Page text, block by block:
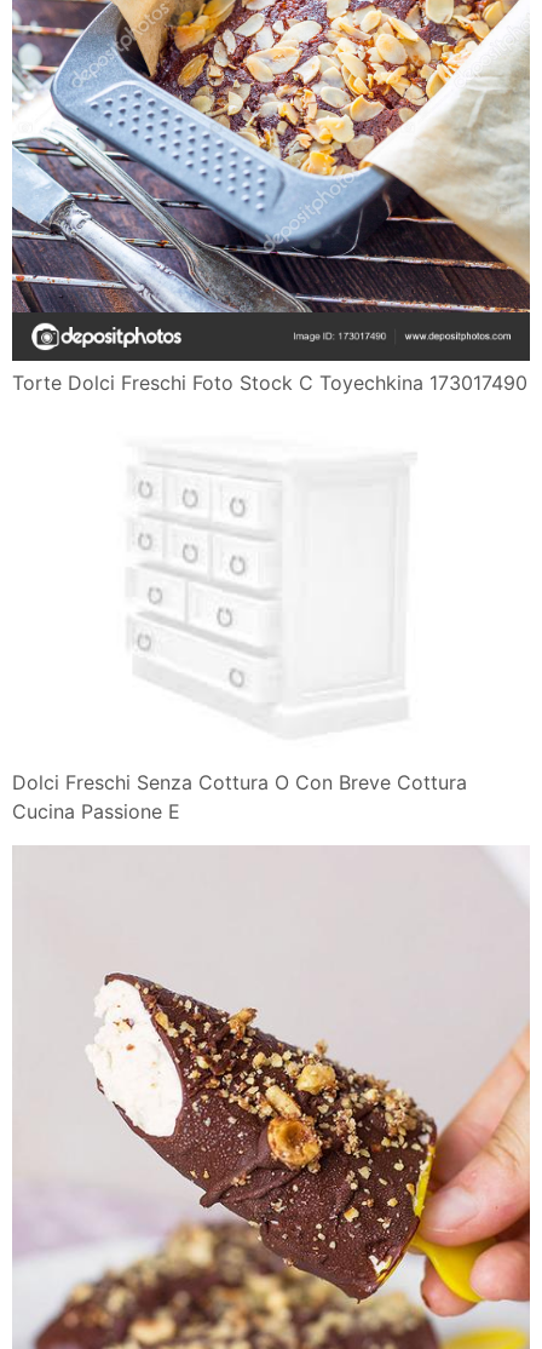
Torte Dolci Freschi Foto Stock C Toyechkina 173017490
Dolci Freschi Senza Cottura O Con Breve Cottura
Cucina Passione E